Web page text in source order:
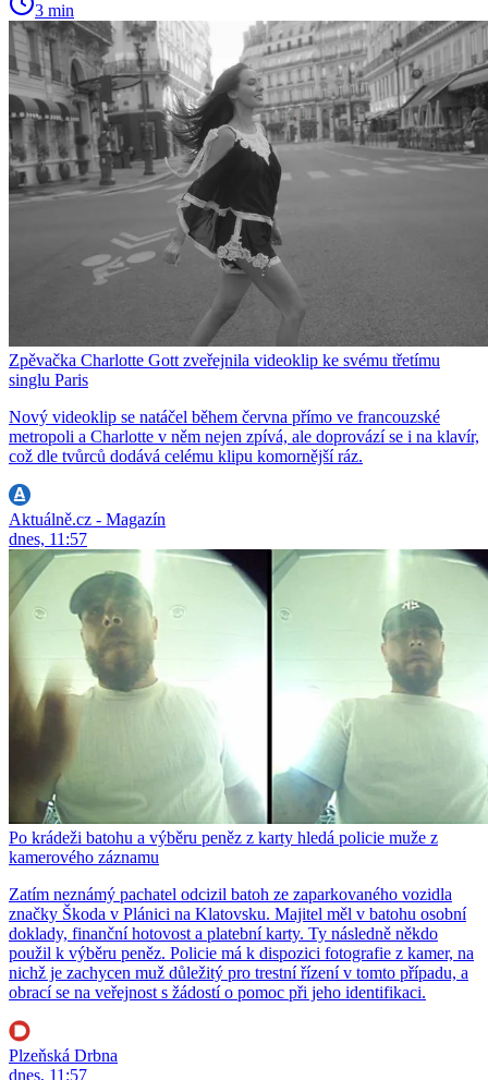
3 min
Zpěvačka Charlotte Gott zveřejnila videoklip ke svému třetímu
singlu Paris
Nový videoklip se natáčel během června přímo ve francouzské
metropoli a Charlotte v něm nejen zpívá, ale doprovází se i na klavír,
což dle tvůrců dodává celému klipu komornější ráz.
Aktuálně.cz - Magazín
dnes, 11:57
Po krádeži batohu a výběru peněz z karty hledá policie muže z
kamerového záznamu
Zatím neznámý pachatel odcizil batoh ze zaparkovaného vozidla
značky Škoda v Plánici na Klatovsku. Majitel měl v batohu osobní
doklady, finanční hotovost a platební karty. Ty následně někdo
použil k výběru peněz. Policie má k dispozici fotografie z kamer, na
nichž je zachycen muž důležitý pro trestní řízení v tomto případu, a
obrací se na veřejnost s žádostí o pomoc při jeho identifikaci.
Plzeňská Drbna
dnes, 11:57